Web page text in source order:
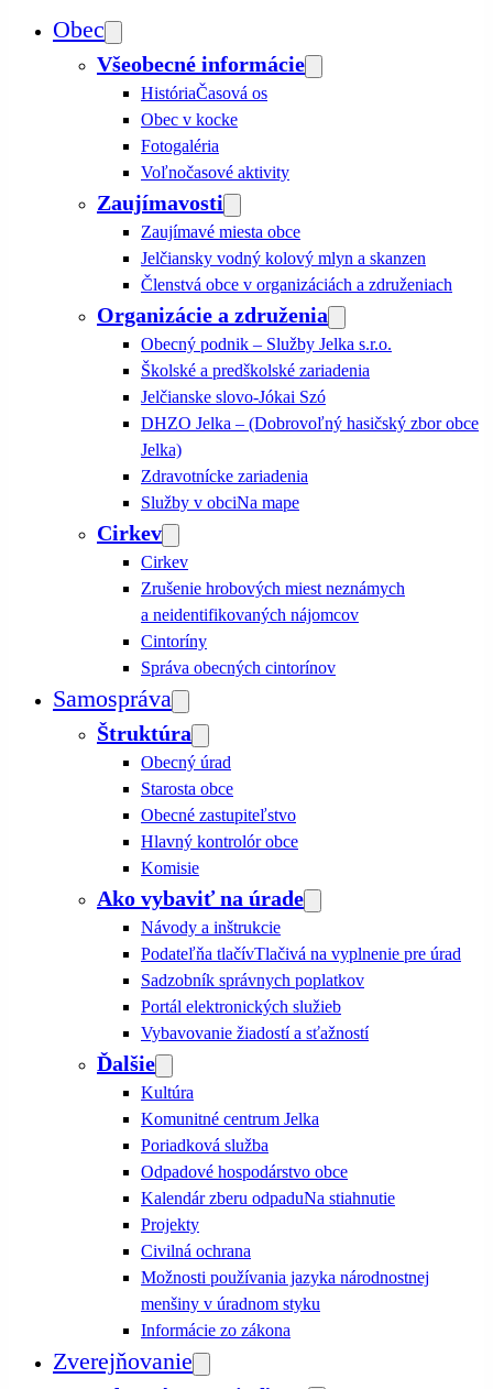
Obec
Všeobecné informácie
HistóriaČasová os
Obec v kocke
Fotogaléria
Voľnočasové aktivity
Zaujímavosti
Zaujímavé miesta obce
Jelčiansky vodný kolový mlyn a skanzen
Členstvá obce v organizáciách a združeniach
Organizácie a združenia
Obecný podnik – Služby Jelka s.r.o.
Školské a predškolské zariadenia
Jelčianske slovo-Jókai Szó
DHZO Jelka – (Dobrovoľný hasičský zbor obce
Jelka)
Zdravotnícke zariadenia
Služby v obciNa mape
Cirkev
Cirkev
Zrušenie hrobových miest neznámych
a neidentifikovaných nájomcov
Cintoríny
Správa obecných cintorínov
Samospráva
Štruktúra
Obecný úrad
Starosta obce
Obecné zastupiteľstvo
Hlavný kontrolór obce
Komisie
Ako vybaviť na úrade
Návody a inštrukcie
Podateľňa tlačívTlačivá na vyplnenie pre úrad
Sadzobník správnych poplatkov
Portál elektronických služieb
Vybavovanie žiadostí a sťažností
Ďalšie
Kultúra
Komunitné centrum Jelka
Poriadková služba
Odpadové hospodárstvo obce
Kalendár zberu odpaduNa stiahnutie
Projekty
Civilná ochrana
Možnosti používania jazyka národnostnej
menšiny v úradnom styku
Informácie zo zákona
Zverejňovanie